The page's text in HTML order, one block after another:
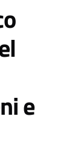
e